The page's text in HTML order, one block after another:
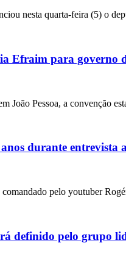
nesta quarta-feira (5) o
Efraim para governo
Pessoa, a convenção
durante entrevista
pelo youtuber
definido pelo grupo